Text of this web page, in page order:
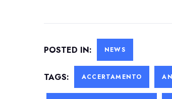
POSTED IN: NEWS
TAGS: ACCERTAMENTO